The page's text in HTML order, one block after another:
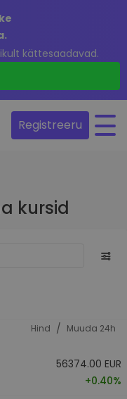
kättesaadavad.
Registreeru
kursid
Hind / Muuda 24h
56374.00 EUR
+0.40%